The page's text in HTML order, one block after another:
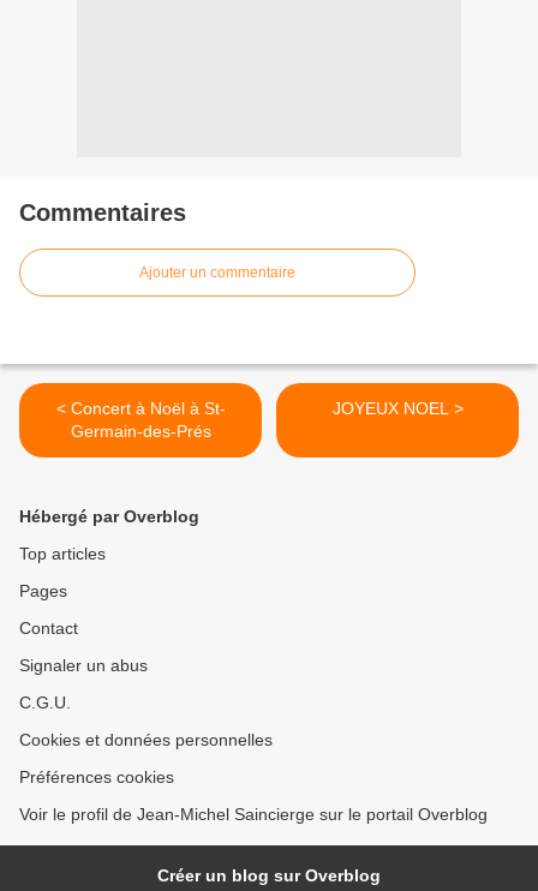
Commentaires
Ajouter un commentaire
< Concert à Noël à St-
Germain-des-Prés
JOYEUX NOEL >
Hébergé par Overblog
Top articles
Pages
Contact
Signaler un abus
C.G.U.
Cookies et données personnelles
Préférences cookies
Voir le profil de Jean-Michel Saincierge sur le portail Overblog
Créer un blog sur Overblog